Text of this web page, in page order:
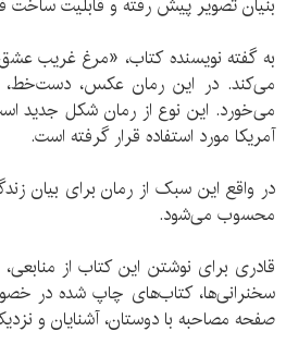
بنیان تصویر پیش رفته و قابلیت ساخت
به گفته نویسنده کتاب، «مرغ غریب
می‌کند. در این رمان عکس، دست‌خط،
می‌خورد. این نوع از رمان شکل جدید
آمریکا مورد استفاده قرار گرفته است.
در واقع این سبک از رمان برای بیان
محسوب می‌شود.
قادری برای نوشتن این کتاب از
صفحه مصاحبه با دوستان، آشنایان و